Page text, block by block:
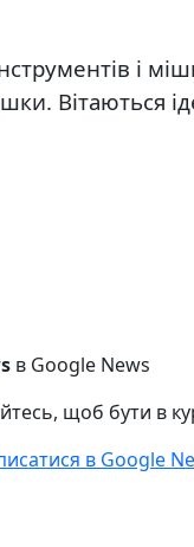
і
Вітаються
в Google News
щоб бути в
в Google